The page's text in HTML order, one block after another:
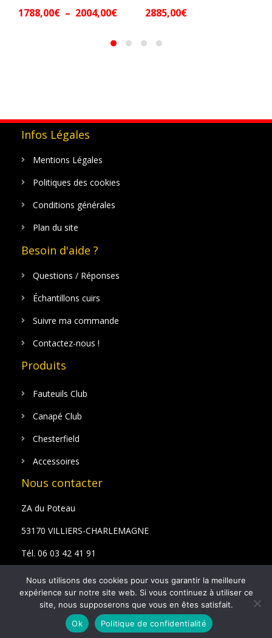
Ajouter Au Panier
1788,00€ – 2004,00€ 2885,00€
Infos Légales
Mentions Légales
Politiques des cookies
Conditions générales
Plan du site
Besoin d'aide ?
Questions / Réponses
Échantillons cuirs
Suivre ma commande
Contactez-nous !
Produits
Fauteuils Club
Canapé Club
Chesterfield
Accessoires
Nous contacter
ZA du Poteau
53170 VILLIERS-CHARLEMAGNE
Tél. 06 03 42 41 91
Email : bazyan@hotmail.fr
© 2021 Sarl Bazillais Yannick – Tous droits réservés
Nous utilisons des cookies pour vous garantir la meilleure
expérience sur notre site web. Si vous continuez à utiliser ce
site, nous supposerons que vous en êtes satisfait.
Ok
Politique de confidentialité